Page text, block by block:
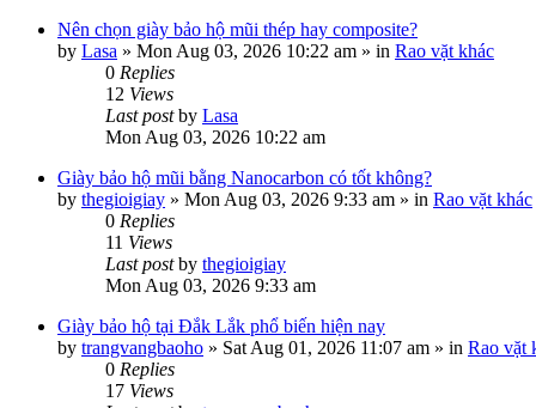
Nên chọn giày bảo hộ mũi thép hay composite?
by Lasa » Mon Aug 03, 2026 10:22 am » in Rao vặt khác
0 Replies
12 Views
Last postby Lasa
Mon Aug 03, 2026 10:22 am
Giày bảo hộ mũi bằng Nanocarbon có tốt không?
by thegioigiay » Mon Aug 03, 2026 9:33 am » in Rao vặt khác
0 Replies
11 Views
Last postby thegioigiay
Mon Aug 03, 2026 9:33 am
Giày bảo hộ tại Đắk Lắk phổ biến hiện nay
by trangvangbaoho » Sat Aug 01, 2026 11:07 am » in Rao vặt
0 Replies
17 Views